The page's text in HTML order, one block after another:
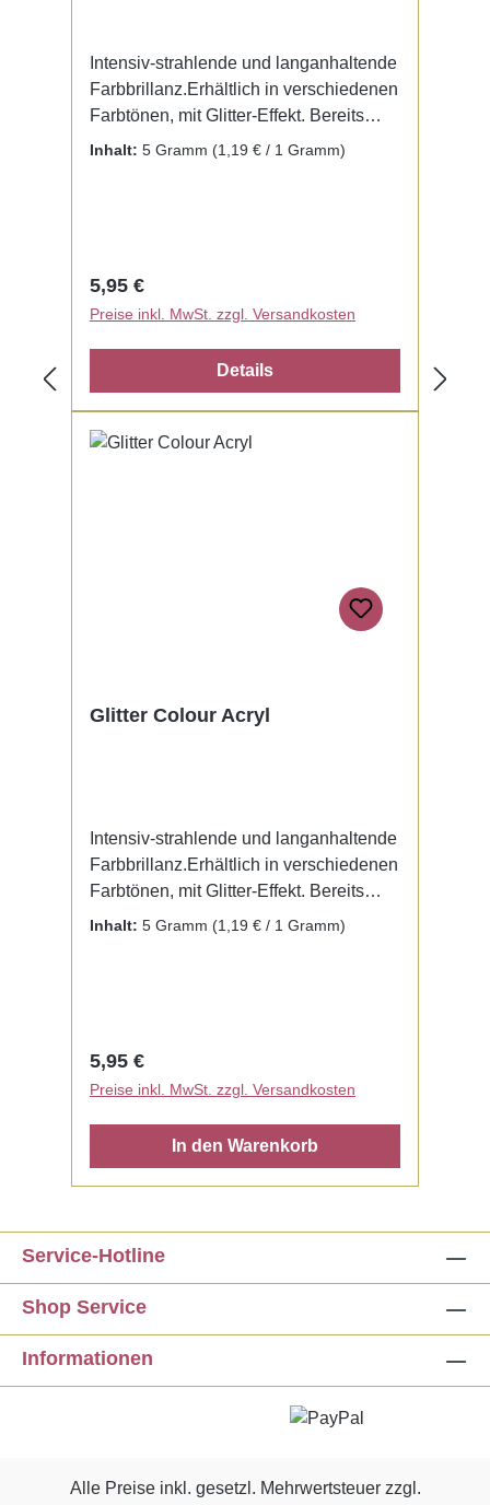
Intensiv-strahlende und langanhaltende
Farbbrillanz.Erhältlich in verschiedenen
Farbtönen, mit Glitter-Effekt. Bereits
fertig zur Benutzung mit Liquid. Kein
Inhalt: 5 Gramm (1,19 € / 1 Gramm)
Regulärer Preis:
5,95 €
Preise inkl. MwSt. zzgl. Versandkosten
Details
Glitter Colour Acryl
Intensiv-strahlende und langanhaltende
Farbbrillanz.Erhältlich in verschiedenen
Farbtönen, mit Glitter-Effekt. Bereits
fertig zur Benutzung mit Liquid. Kein
Inhalt: 5 Gramm (1,19 € / 1 Gramm)
Regulärer Preis:
5,95 €
Preise inkl. MwSt. zzgl. Versandkosten
In den Warenkorb
Service-Hotline
Shop Service
Informationen
Alle Preise inkl. gesetzl. Mehrwertsteuer zzgl.